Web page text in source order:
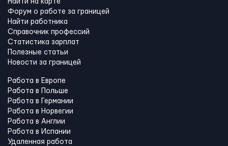
Найти на карте
Форум о работе за границей
Найти работника
Справочник профессий
Статистика зарплат
Полезные статьи
Новости за границей
Работа в Европе
Работа в Польше
Работа в Германии
Работа в Норвегии
Работа в Англии
Работа в Испании
Удаленная работа